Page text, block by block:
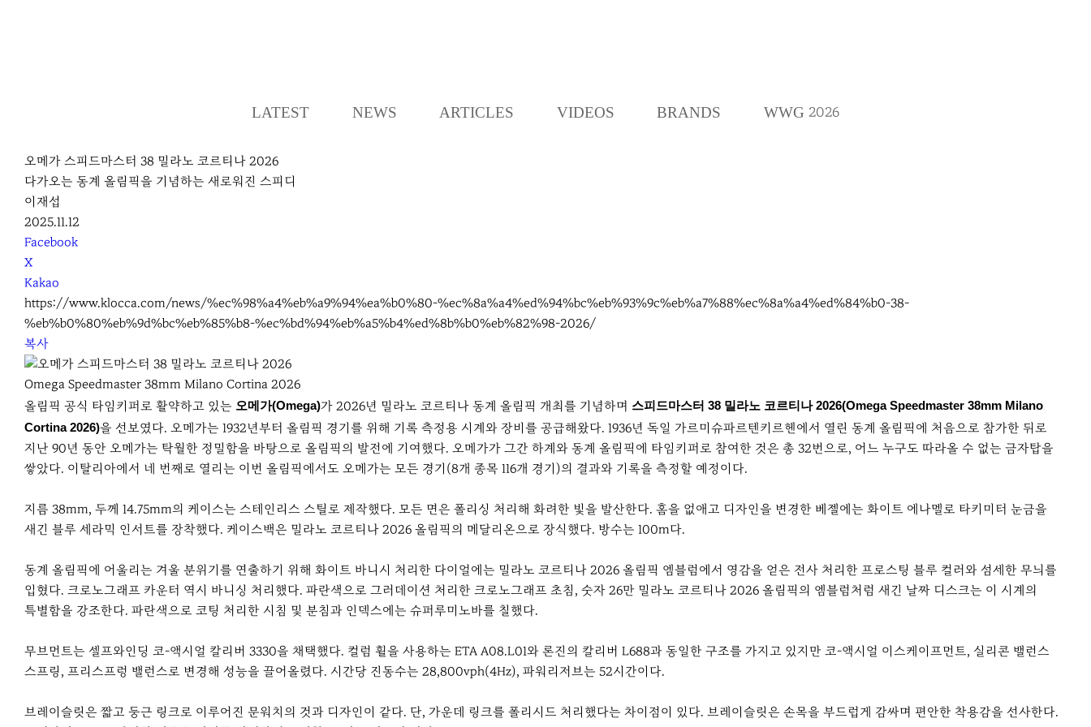
C
LATEST NEWS ARTICLES VIDEOS BRANDS WWG 2026
오메가 스피드마스터 38 밀라노 코르티나 2026
다가오는 동계 올림픽을 기념하는 새로워진 스피디
이재섭
2025.11.12
S
N
S
S
h
a
r
e
Facebook
X
Kakao
https://www.klocca.com/news/%ec%98%a4%eb%a9%94%ea%b0%80-%ec%8a%a4%ed%94%bc%eb%93%9c%eb%a7%88%ec%8a%a4%ed%84%b0-38-
%eb%b0%80%eb%9d%bc%eb%85%b8-%ec%bd%94%eb%a5%b4%ed%8b%b0%eb%82%98-2026/
복사
Omega Speedmaster 38mm Milano Cortina 2026
올림픽 공식 타임키퍼로 활약하고 있는 오메가(Omega)가 2026년 밀라노 코르티나 동계 올림픽 개최를 기념하며 스피드마스터 38 밀라노 코르티나 2026(Omega Speedmaster 38mm Milano
Cortina 2026)을 선보였다. 오메가는 1932년부터 올림픽 경기를 위해 기록 측정용 시계와 장비를 공급해왔다. 1936년 독일 가르미슈파르텐키르헨에서 열린 동계 올림픽에 처음으로 참가한 뒤로
지난 90년 동안 오메가는 탁월한 정밀함을 바탕으로 올림픽의 발전에 기여했다. 오메가가 그간 하계와 동계 올림픽에 타임키퍼로 참여한 것은 총 32번으로, 어느 누구도 따라올 수 없는 금자탑을
쌓았다. 이탈리아에서 네 번째로 열리는 이번 올림픽에서도 오메가는 모든 경기(8개 종목 116개 경기)의 결과와 기록을 측정할 예정이다.
지름 38mm, 두께 14.75mm의 케이스는 스테인리스 스틸로 제작했다. 모든 면은 폴리싱 처리해 화려한 빛을 발산한다. 홈을 없애고 디자인을 변경한 베젤에는 화이트 에나멜로 타키미터 눈금을
새긴 블루 세라믹 인서트를 장착했다. 케이스백은 밀라노 코르티나 2026 올림픽의 메달리온으로 장식했다. 방수는 100m다.
동계 올림픽에 어울리는 겨울 분위기를 연출하기 위해 화이트 바니시 처리한 다이얼에는 밀라노 코르티나 2026 올림픽 엠블럼에서 영감을 얻은 전사 처리한 프로스팅 블루 컬러와 섬세한 무늬를
입혔다. 크로노그래프 카운터 역시 바니싱 처리했다. 파란색으로 그러데이션 처리한 크로노그래프 초침, 숫자 26만 밀라노 코르티나 2026 올림픽의 엠블럼처럼 새긴 날짜 디스크는 이 시계의
특별함을 강조한다. 파란색으로 코팅 처리한 시침 및 분침과 인덱스에는 슈퍼루미노바를 칠했다.
무브먼트는 셀프와인딩 코-액시얼 칼리버 3330을 채택했다. 컬럼 휠을 사용하는 ETA A08.L01와 론진의 칼리버 L688과 동일한 구조를 가지고 있지만 코-액시얼 이스케이프먼트, 실리콘 밸런스
스프링, 프리스프렁 밸런스로 변경해 성능을 끌어올렸다. 시간당 진동수는 28,800vph(4Hz), 파워리저브는 52시간이다.
브레이슬릿은 짧고 둥근 링크로 이루어진 문워치의 것과 디자인이 같다. 단, 가운데 링크를 폴리시드 처리했다는 차이점이 있다. 브레이슬릿은 손목을 부드럽게 감싸며 편안한 착용감을 선사한다.